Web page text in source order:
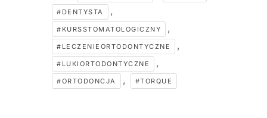
#DENTYSTA ,
#KURSSTOMATOLOGICZNY ,
#LECZENIEORTODONTYCZNE ,
#LUKIORTODONTYCZNE ,
#ORTODONCJA , #TORQUE